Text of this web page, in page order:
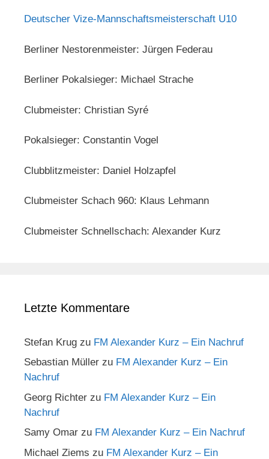
Deutscher Vize-Mannschaftsmeisterschaft U10
Berliner Nestorenmeister: Jürgen Federau
Berliner Pokalsieger: Michael Strache
Clubmeister: Christian Syré
Pokalsieger: Constantin Vogel
Clubblitzmeister: Daniel Holzapfel
Clubmeister Schach 960: Klaus Lehmann
Clubmeister Schnellschach: Alexander Kurz
Letzte Kommentare
Stefan Krug zu FM Alexander Kurz – Ein Nachruf
Sebastian Müller zu FM Alexander Kurz – Ein
Nachruf
Georg Richter zu FM Alexander Kurz – Ein
Nachruf
Samy Omar zu FM Alexander Kurz – Ein Nachruf
Michael Ziems zu FM Alexander Kurz – Ein